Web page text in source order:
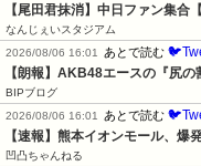
【尾田君抹消】中日ファン集合
なんじぇいスタジアム
2026/08/06 16:01
あとで読む
【朗報】AKB48エースの『尻
BIPブログ
2026/08/06 16:01
あとで読む
【速報】熊本イオンモール、爆
凹凸ちゃんねる